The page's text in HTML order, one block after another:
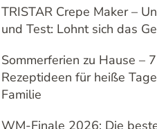
TRISTAR Crepe Maker –
und Test: Lohnt sich das
Sommerferien zu Hause – 7
Rezeptideen für heiße
Familie